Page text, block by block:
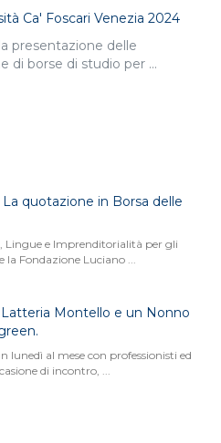
Ca' Foscari Venezia 2024
presentazione delle
di borse di studio per ...
quotazione in Borsa delle
Lingue e Imprenditorialità per gli
la Fondazione Luciano ...
Montello e un Nonno
lunedì al mese con professionisti ed
di incontro, ...